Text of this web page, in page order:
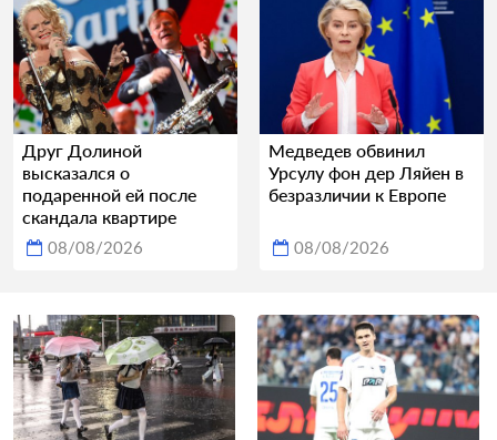
Друг Долиной
высказался о
подаренной ей после
скандала квартире
08/08/2026
Медведев обвинил
Урсулу фон дер Ляйен в
безразличии к Европе
08/08/2026